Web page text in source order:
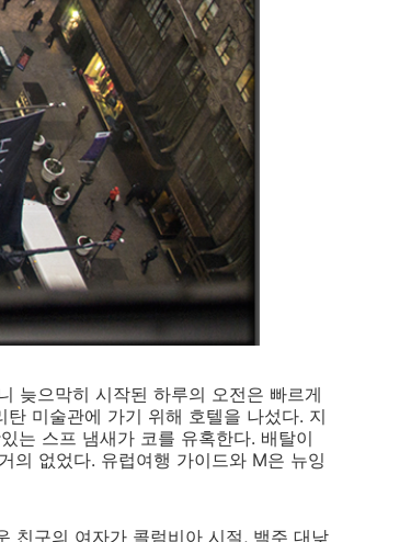
늦으막히 시작된 하루의 오전은 빠르게
미술관에 가기 위해 호텔을 나섰다. 지
는 스프 냄새가 코를 유혹한다. 배탈이
의 없었다. 유럽여행 가이드와 M은 뉴잉
친구의 여자가 콜럼비아 시절, 백주 대낮